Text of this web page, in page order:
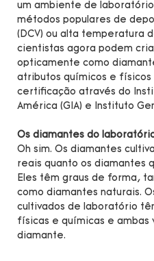
um ambiente de laboratório
métodos populares de
(DCV) ou alta temperatura
cientistas agora podem
opticamente como
atributos químicos e
certificação através do
América (GIA) e Instituto
Os diamantes do
Oh sim. Os diamantes
reais quanto os diamantes
Eles têm graus de forma,
como diamantes naturais.
cultivados de laboratório
físicas e químicas e
diamante.